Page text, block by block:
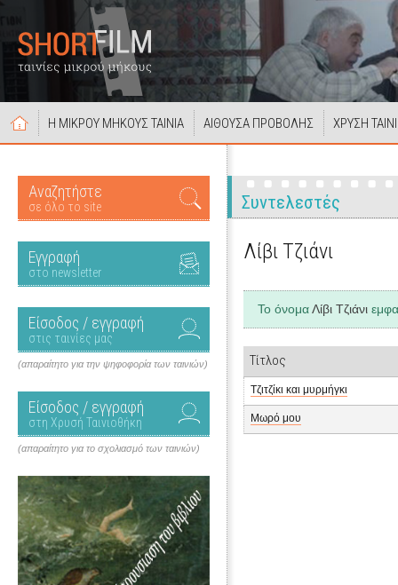
Η ΜΙΚΡΟΥ ΜΗΚΟΥΣ ΤΑΙΝΙΑ ΑΙΘΟΥΣΑ ΠΡΟΒΟΛΗΣ ΧΡΥΣΗ
Αναζητήστε
σε όλο το site
Εγγραφή
στο newsletter
Είσοδος / εγγραφή
στις ταινίες μας
(απαραίτητο για την ψηφοφορία των ταινιών)
Είσοδος / εγγραφή
στη Χρυσή Ταινιοθήκη
(απαραίτητο για το σχολιασμό των ταινιών)
Συντελεστές
Λίβι Τζιάνι
Το όνομαΛίβι Τζιάνι
Τίτλος
Τζιτζίκι και μυρμήγκι
Μωρό μου